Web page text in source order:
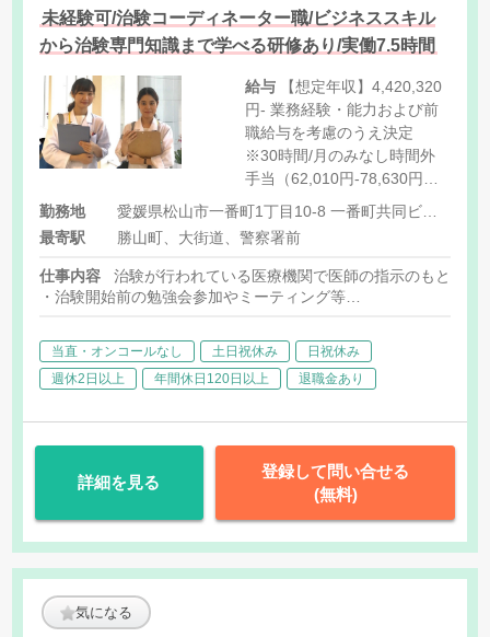
未経験可/治験コーディネーター職/ビジネススキル
から治験専門知識まで学べる研修あり/実働7.5時間
給与
円- 業務経験・能力および前
職給与を考慮のうえ決定
※30時間/月のみなし時間外
手当（62,010円-78,630円）
を含みます。（30時間を超過
した場合は別途時間外手当を
支給致します。） なお、研修
期間中、固定残業代は57,030
円-73,650円となります。
平均2ヶ月)は、職務手当
(20,000円/月)なし ※賞与に
ついて 年2回（計4.00ヶ月
4.0ヶ月は全社平均値となり
ます。 ご入社初年度に関しま
しては、ご入社後に導入研修
期間等もあり、業績評価が評
価基準まで達しない場合があ
勤務地
最寄駅
勝山町、大街道、警察署前
仕事内容
治験が行われている医療機関で医師の指示のもと医
・治験開始前の勉強会参加やミーティング等
・治験に参加する患者様に対する試験内容の補助説明
・被験者のスケジュール管理
・被験者との面談・服薬状況の確認
・院内スタッフへの連絡調整
・症例報告書の作成支援など
当直・オンコールなし 土日祝休み
日祝休み
週休2日以上
年間休日120日以上 退職金あり
詳細を見る
登録して問い合せる
(無料)
気になる